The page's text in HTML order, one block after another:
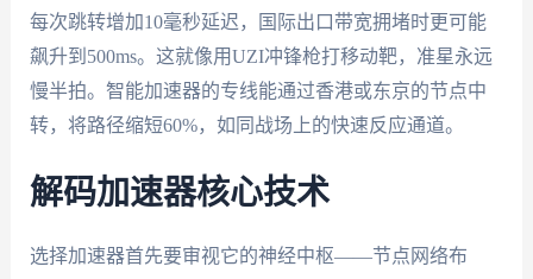
每次跳转增加10毫秒延迟，国际出口带宽拥堵时更可能
飙升到500ms。这就像用UZI冲锋枪打移动靶，准星永远
慢半拍。智能加速器的专线能通过香港或东京的节点中
转，将路径缩短60%，如同战场上的快速反应通道。
解码加速器核心技术
选择加速器首先要审视它的神经中枢——节点网络布